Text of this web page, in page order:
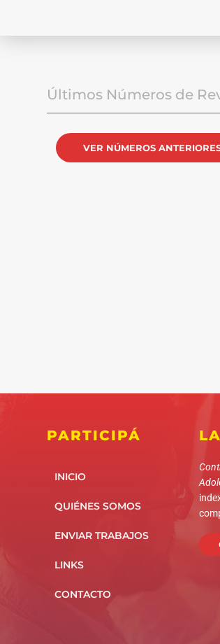
Últimos Números de
VER NÚMEROS
PARTICIPÁ
INICIO
QUIÉNES SOMOS
ENVIAR TRABAJOS
LINKS
CONTACTO